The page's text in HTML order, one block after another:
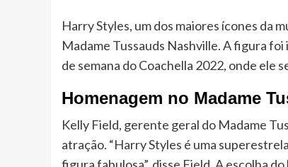
Harry Styles, um dos maiores ícones da
Madame Tussauds Nashville. A figura
de semana do Coachella 2022, onde ele
Homenagem no Madame
Kelly Field, gerente geral do Madame
atração. “Harry Styles é uma
figura fabulosa”, disse Field. A escolha